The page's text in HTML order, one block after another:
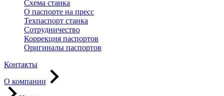
Схема станка
О паспорте на пресс
Техпаспорт станка
Сотрудничество
Коррекция паспортов
Оригиналы паспортов
Контакты
О компании